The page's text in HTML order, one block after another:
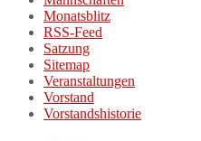
Monatsblitz
RSS-Feed
Satzung
Sitemap
Veranstaltungen
Vorstand
Vorstandshistorie